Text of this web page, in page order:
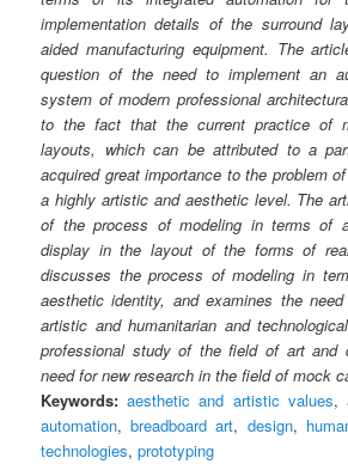
implementation details of the surround
aided manufacturing equipment. The
question of the need to implement an
system of modern professional
to the fact that the current practice of
layouts, which can be attributed to a
acquired great importance to the problem
a highly artistic and aesthetic level. The
of the process of modeling in terms of
display in the layout of the forms of
discusses the process of modeling in
aesthetic identity, and examines the
artistic and humanitarian and
professional study of the field of art and
need for new research in the field of mock
Keywords: aesthetic and artistic values,
automation,breadboard art, design,
technologies,prototyping